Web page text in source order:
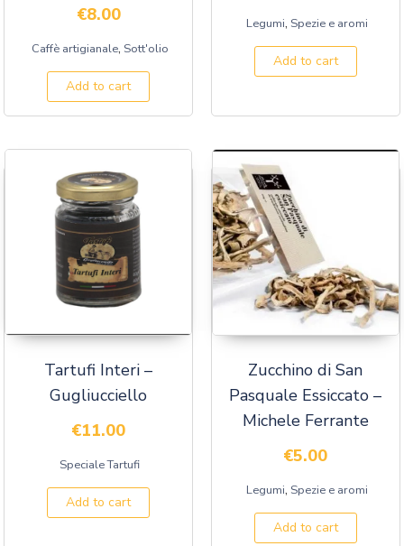
€8.00
Caffè artigianale, Sott'olio
Add to cart
Legumi, Spezie e aromi
Add to cart
Tartufi Interi –
Gugliucciello
€11.00
Speciale Tartufi
Add to cart
Zucchino di San
Pasquale Essiccato –
Michele Ferrante
€5.00
Legumi, Spezie e aromi
Add to cart